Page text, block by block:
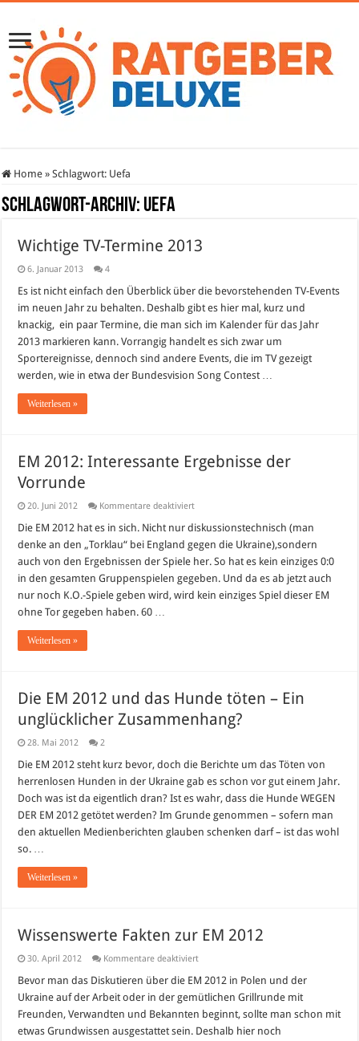
Home » Schlagwort: Uefa
Schlagwort-Archiv: Uefa
Wichtige TV-Termine 2013
6. Januar 2013 4
Es ist nicht einfach den Überblick über die bevorstehenden TV-Events
im neuen Jahr zu behalten. Deshalb gibt es hier mal, kurz und
knackig, ein paar Termine, die man sich im Kalender für das Jahr
2013 markieren kann. Vorrangig handelt es sich zwar um
Sportereignisse, dennoch sind andere Events, die im TV gezeigt
werden, wie in etwa der Bundesvision Song Contest …
Weiterlesen »
EM 2012: Interessante Ergebnisse der
Vorrunde
20. Juni 2012 Kommentare deaktiviertfür
2012:
Ergebnisse
der
Vorrunde
Die EM 2012 hat es in sich. Nicht nur diskussionstechnisch (man
denke an den „Torklau“ bei England gegen die Ukraine),sondern
auch von den Ergebnissen der Spiele her. So hat es kein einziges 0:0
in den gesamten Gruppenspielen gegeben. Und da es ab jetzt auch
nur noch K.O.-Spiele geben wird, wird kein einziges Spiel dieser EM
ohne Tor gegeben haben. 60 …
Weiterlesen »
Die EM 2012 und das Hunde töten – Ein
unglücklicher Zusammenhang?
28. Mai 2012 2
Die EM 2012 steht kurz bevor, doch die Berichte um das Töten von
herrenlosen Hunden in der Ukraine gab es schon vor gut einem Jahr.
Doch was ist da eigentlich dran? Ist es wahr, dass die Hunde WEGEN
DER EM 2012 getötet werden? Im Grunde genommen – sofern man
den aktuellen Medienberichten glauben schenken darf – ist das wohl
so. …
Weiterlesen »
Wissenswerte Fakten zur EM 2012
30. April 2012 Kommentare deaktiviertfür
Fakten
EM
2012
Bevor man das Diskutieren über die EM 2012 in Polen und der
Ukraine auf der Arbeit oder in der gemütlichen Grillrunde mit
Freunden, Verwandten und Bekannten beginnt, sollte man schon mit
etwas Grundwissen ausgestattet sein. Deshalb hier noch